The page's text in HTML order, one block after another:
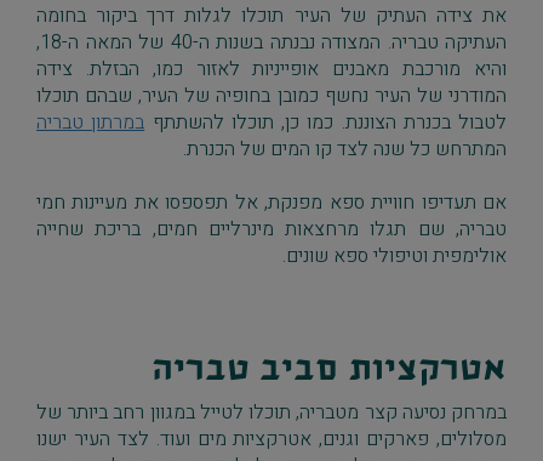
את צידה העתיק של העיר תוכלו לגלות דרך ביקור בחומה
העתיקה טבריה. המצודה נבנתה בשנות ה-40 של המאה ה-18,
והיא מורכבת מאבנים אופייניות לאזור כמו, הבזלת. צידה
המודרני של העיר נחשף כמובן בחופיה של העיר, שבהם תוכלו
לטבול בכנרת הצוננת. כמו כן, תוכלו להשתתףבמרתון טבריה
המתרחש כל שנה לצד קו המים של הכנרת.
אם תעדיפו חוויית ספא מפנקת, אל תפספסו את מעיינות חמי
טבריה, שם תגלו מרחצאות מינרליים חמים, בריכת שחייה
אולימפית וטיפולי ספא שונים.
אטרקציות סביב טבריה
במרחק נסיעה קצר מטבריה, תוכלו לטייל במגוון רחב ביותר של
מסלולים, פארקים וגנים, אטרקציות מים ועוד. לצד העיר ישנו